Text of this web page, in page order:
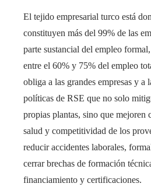
El tejido empresarial turco está
constituyen más del 99% de las
parte sustancial del empleo
entre el 60% y 75% del empleo
obliga a las grandes empresas y a
políticas de RSE que no solo
propias plantas, sino que mejoren
salud y competitividad de los
reducir accidentes laborales,
cerrar brechas de formación
financiamiento y certificaciones.